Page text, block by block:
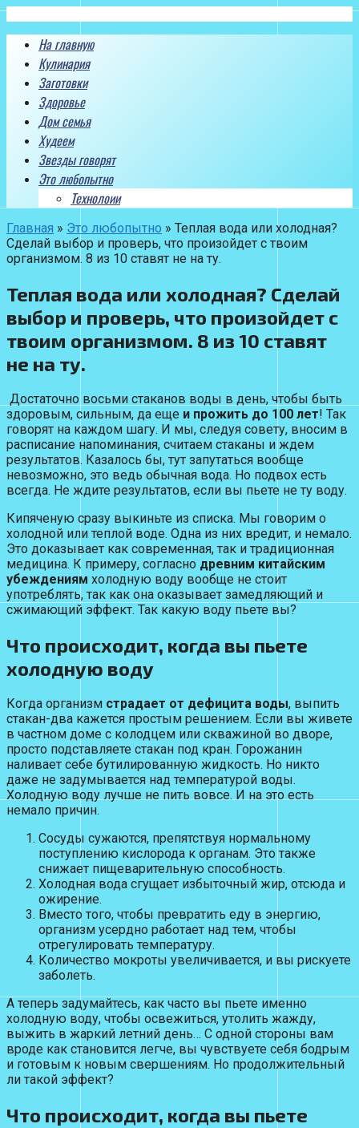
Перейти
контентуНа главную
Кулинария
Заготовки
Здоровье
Дом семья
Худеем
Звезды говорят
Это любопытно
Технолоии
Главная » Это любопытно » Теплая вода или холодная?
Сделай выбор и проверь, что произойдет с твоим
организмом. 8 из 10 ставят не на ту.
Теплая вода или холодная? Сделай
выбор и проверь, что произойдет с
твоим организмом. 8 из 10 ставят
не на ту.
Достаточно восьми стаканов воды в день, чтобы быть
здоровым, сильным, да еще и прожить до 100 лет! Так
говорят на каждом шагу. И мы, следуя совету, вносим в
расписание напоминания, считаем стаканы и ждем
результатов. Казалось бы, тут запутаться вообще
невозможно, это ведь обычная вода. Но подвох есть
всегда. Не ждите результатов, если вы пьете не ту воду.
Кипяченую сразу выкиньте из списка. Мы говорим о
холодной или теплой воде. Одна из них вредит, и немало.
Это доказывает как современная, так и традиционная
медицина. К примеру, согласно древним китайским
убеждениям холодную воду вообще не стоит
употреблять, так как она оказывает замедляющий и
сжимающий эффект. Так какую воду пьете вы?
Что происходит, когда вы пьете
холодную воду
Когда организм страдает от дефицита воды, выпить
стакан-два кажется простым решением. Если вы живете
в частном доме с колодцем или скважиной во дворе,
просто подставляете стакан под кран. Горожанин
наливает себе бутилированную жидкость. Но никто
даже не задумывается над температурой воды.
Холодную воду лучше не пить вовсе. И на это есть
немало причин.
Сосуды сужаются, препятствуя нормальному
поступлению кислорода к органам. Это также
снижает пищеварительную способность.
Холодная вода сгущает избыточный жир, отсюда и
ожирение.
Вместо того, чтобы превратить еду в энергию,
организм усердно работает над тем, чтобы
отрегулировать температуру.
Количество мокроты увеличивается, и вы рискуете
заболеть.
А теперь задумайтесь, как часто вы пьете именно
холодную воду, чтобы освежиться, утолить жажду,
выжить в жаркий летний день… С одной стороны вам
вроде как становится легче, вы чувствуете себя бодрым
и готовым к новым свершениям. Но продолжительный
ли такой эффект?
Что происходит, когда вы пьете